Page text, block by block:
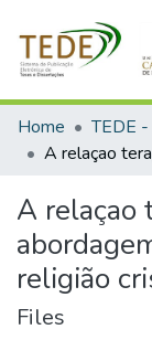
Communities &
All of DSpace
Home TEDE
A relaçao
religião
Files